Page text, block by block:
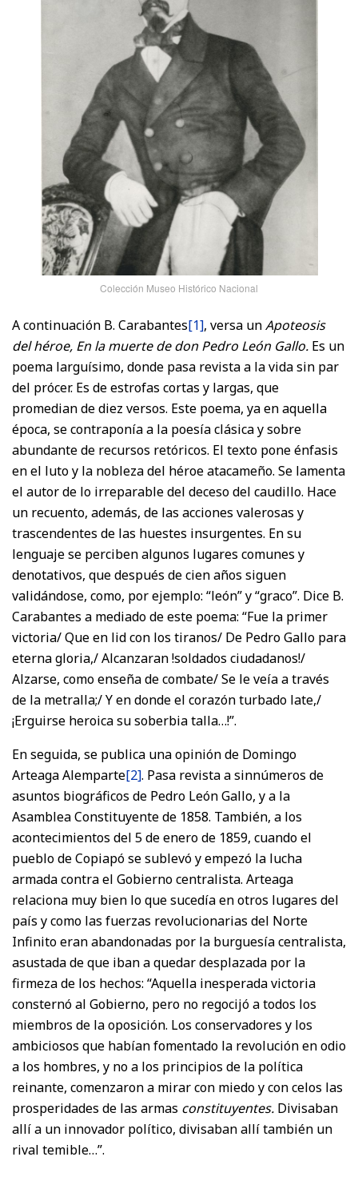
Colección Museo Histórico Nacional
A continuación B. Carabantes[1], versa unApoteosis
del héroe, En la muerte de don Pedro León Gallo. Es un
poema larguísimo, donde pasa revista a la vida sin par
del prócer. Es de estrofas cortas y largas, que
promedian de diez versos. Este poema, ya en aquella
época, se contraponía a la poesía clásica y sobre
abundante de recursos retóricos. El texto pone énfasis
en el luto y la nobleza del héroe atacameño. Se lamenta
el autor de lo irreparable del deceso del caudillo. Hace
un recuento, además, de las acciones valerosas y
trascendentes de las huestes insurgentes. En su
lenguaje se perciben algunos lugares comunes y
denotativos, que después de cien años siguen
validándose, como, por ejemplo: “león” y “graco”. Dice B.
Carabantes a mediado de este poema: “Fue la primer
victoria/ Que en lid con los tiranos/ De Pedro Gallo para
eterna gloria,/ Alcanzaran !soldados ciudadanos!/
Alzarse, como enseña de combate/ Se le veía a través
de la metralla;/ Y en donde el corazón turbado late,/
¡Erguirse heroica su soberbia talla…!”.
En seguida, se publica una opinión de Domingo
Arteaga Alemparte[2]. Pasa revista a sinnúmeros de
asuntos biográficos de Pedro León Gallo, y a la
Asamblea Constituyente de 1858. También, a los
acontecimientos del 5 de enero de 1859, cuando el
pueblo de Copiapó se sublevó y empezó la lucha
armada contra el Gobierno centralista. Arteaga
relaciona muy bien lo que sucedía en otros lugares del
país y como las fuerzas revolucionarias del Norte
Infinito eran abandonadas por la burguesía centralista,
asustada de que iban a quedar desplazada por la
firmeza de los hechos: “Aquella inesperada victoria
consternó al Gobierno, pero no regocijó a todos los
miembros de la oposición. Los conservadores y los
ambiciosos que habían fomentado la revolución en odio
a los hombres, y no a los principios de la política
reinante, comenzaron a mirar con miedo y con celos las
prosperidades de las armas constituyentes. Divisaban
allí a un innovador político, divisaban allí también un
rival temible…”.